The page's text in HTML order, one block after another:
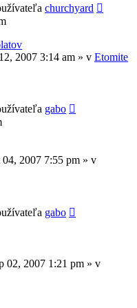
churchyard
2007 3:14 am » v Etomite
gabo
04, 2007 7:55 pm » v
gabo
02, 2007 1:21 pm » v